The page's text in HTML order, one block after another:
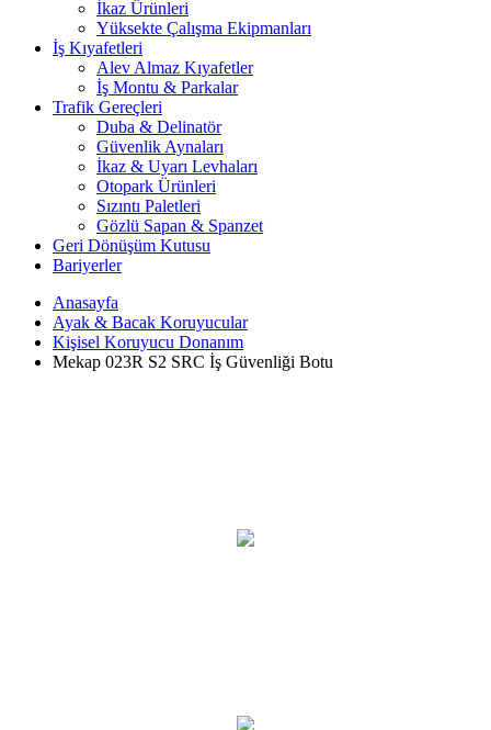
İkaz Ürünleri
Yüksekte Çalışma Ekipmanları
İş Kıyafetleri
Alev Almaz Kıyafetler
İş Montu & Parkalar
Trafik Gereçleri
Duba & Delinatör
Güvenlik Aynaları
İkaz & Uyarı Levhaları
Otopark Ürünleri
Sızıntı Paletleri
Gözlü Sapan & Spanzet
Geri Dönüşüm Kutusu
Bariyerler
Anasayfa
Ayak & Bacak Koruyucular
Kişisel Koruyucu Donanım
Mekap 023R S2 SRC İş Güvenliği Botu